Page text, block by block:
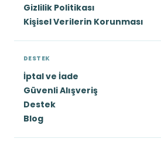
Gizlilik Politikası
Kişisel Verilerin Korunması
DESTEK
İptal ve İade
Güvenli Alışveriş
Destek
Blog